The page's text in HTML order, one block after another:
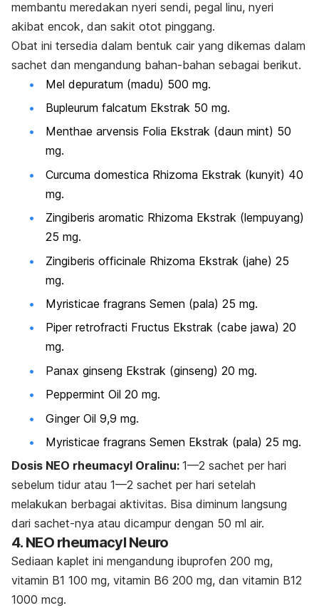
membantu meredakan nyeri sendi, pegal linu, nyeri
akibat encok, dan sakit otot pinggang.
Obat ini tersedia dalam bentuk cair yang dikemas dalam
sachet dan mengandung bahan-bahan sebagai berikut.
Mel depuratum (madu) 500 mg.
Bupleurum falcatum Ekstrak 50 mg.
Menthae arvensis Folia Ekstrak (daun mint) 50
mg.
Curcuma domestica Rhizoma Ekstrak (kunyit) 40
mg.
Zingiberis aromatic Rhizoma Ekstrak (lempuyang)
25 mg.
Zingiberis officinale Rhizoma Ekstrak (jahe) 25
mg.
Myristicae fragrans Semen (pala) 25 mg.
Piper retrofracti Fructus Ekstrak (cabe jawa) 20
mg.
Panax ginseng Ekstrak (ginseng) 20 mg.
Peppermint Oil 20 mg.
Ginger Oil 9,9 mg.
Myristicae fragrans Semen Ekstrak (pala) 25 mg.
Dosis NEO rheumacyl Oralinu: 1—2 sachet per hari
sebelum tidur atau 1—2 sachet per hari setelah
melakukan berbagai aktivitas. Bisa diminum langsung
dari sachet-nya atau dicampur dengan 50 ml air.
4. NEO rheumacyl Neuro
Sediaan kaplet ini mengandung ibuprofen 200 mg,
vitamin B1 100 mg, vitamin B6 200 mg, dan vitamin B12
1000 mcg.